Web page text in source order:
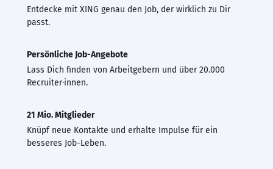
Entdecke mit XING genau den Job, der wirklich zu Dir
passt.
Persönliche Job-Angebote
Lass Dich finden von Arbeitgebern und über 20.000
Recruiter·innen.
21 Mio. Mitglieder
Knüpf neue Kontakte und erhalte Impulse für ein
besseres Job-Leben.